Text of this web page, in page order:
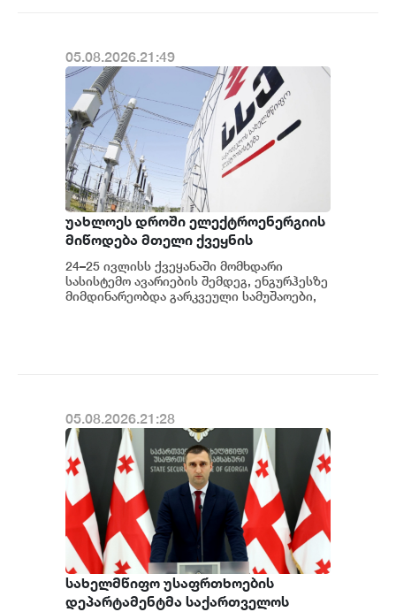
05.08.2026.21:49
უახლოეს დროში ელექტროენერგიის
მიწოდება მთელი ქვეყნის
მასშტაბით აღდგება - საქართველოს
სახელმწიფო ელექტროსისტემა
24–25 ივლისს ქვეყანაში მომხდარი
სასისტემო ავარიების შემდეგ, ენგურჰესზე
მიმდინარეობდა გარკვეული სამუშაოები,
05.08.2026.21:28
სახელმწიფო უსაფრთხოების
დეპარტამენტმა საქართველოს